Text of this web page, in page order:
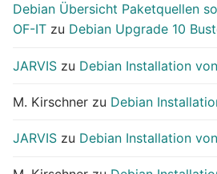
Debian Übersicht Paketquellen
OF-IT zu Debian Upgrade 10
JARVIS zu Debian Installation
M. Kirschner zu Debian
JARVIS zu Debian Installation